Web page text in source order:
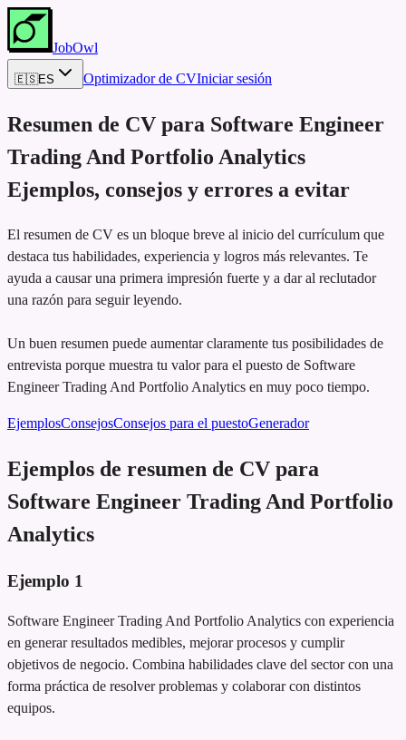
JobOwl
🇪🇸ES Optimizador de CVIniciar sesión
Resumen de CV para Software Engineer
Trading And Portfolio Analytics
Ejemplos, consejos y errores a evitar
El resumen de CV es un bloque breve al inicio del currículum que
destaca tus habilidades, experiencia y logros más relevantes. Te
ayuda a causar una primera impresión fuerte y a dar al reclutador
una razón para seguir leyendo.
Un buen resumen puede aumentar claramente tus posibilidades de
entrevista porque muestra tu valor para el puesto de Software
Engineer Trading And Portfolio Analytics en muy poco tiempo.
EjemplosConsejosConsejos para el puestoGenerador
Ejemplos de resumen de CV para
Software Engineer Trading And Portfolio
Analytics
Ejemplo 1
Software Engineer Trading And Portfolio Analytics con experiencia
en generar resultados medibles, mejorar procesos y cumplir
objetivos de negocio. Combina habilidades clave del sector con una
forma práctica de resolver problemas y colaborar con distintos
equipos.